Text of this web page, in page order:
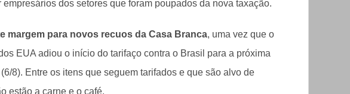
empresários dos setores que foram poupados da nova taxação.
margem para novos recuos da Casa Branca, uma vez que o
EUA adiou o início do tarifaço contra o Brasil para a próxima
8). Entre os itens que seguem tarifados e que são alvo de
estão a carne e o café.